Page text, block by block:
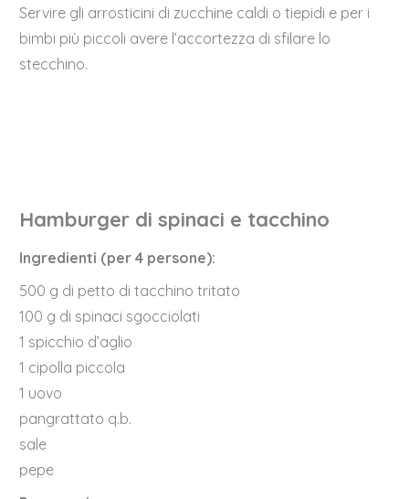
Servire gli arrosticini di zucchine caldi o tiepidi e per i
bimbi più piccoli avere l’accortezza di sfilare lo
stecchino.
Hamburger di spinaci e tacchino
Ingredienti (per 4 persone):
500 g di petto di tacchino tritato
100 g di spinaci sgocciolati
1 spicchio d’aglio
1 cipolla piccola
1 uovo
pangrattato q.b.
sale
pepe